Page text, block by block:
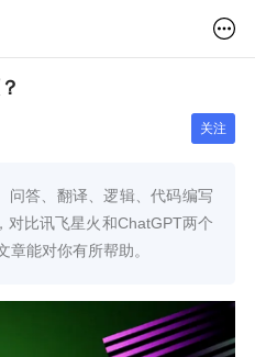
关注
问答、翻译、逻辑、代码编写
对比讯飞星火和ChatGPT两个
章能对你有所帮助。